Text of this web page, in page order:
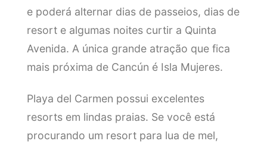
e poderá alternar dias de passeios, dias de
resort e algumas noites curtir a Quinta
Avenida. A única grande atração que fica
mais próxima de Cancún é Isla Mujeres.
Playa del Carmen possui excelentes
resorts em lindas praias. Se você está
procurando um resort para lua de mel,